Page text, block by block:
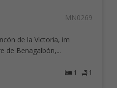
MN0269
de la Victoria, im
de Benagalbón,...
1 1